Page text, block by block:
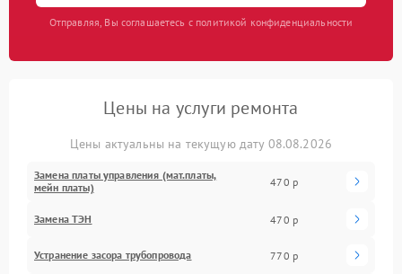
Отправляя, Вы соглашаетесь с политикой конфиденциальности
Цены на услуги ремонта
Цены актуальны на текущую дату 08.08.2026
Замена платы управления (мат.платы,
мейн платы)
470 р
Замена ТЭН 470 р
Устранение засора трубопровода 770 р